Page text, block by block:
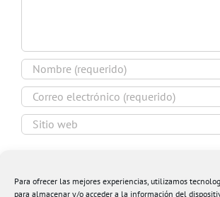
Para ofrecer las mejores experiencias, utilizamos
para almacenar y/o acceder a la información del
navegador para la próxima vez que